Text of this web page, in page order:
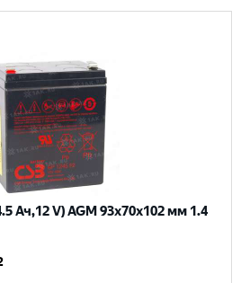
Ач,12 V) AGM 93x70x102 мм 1.4